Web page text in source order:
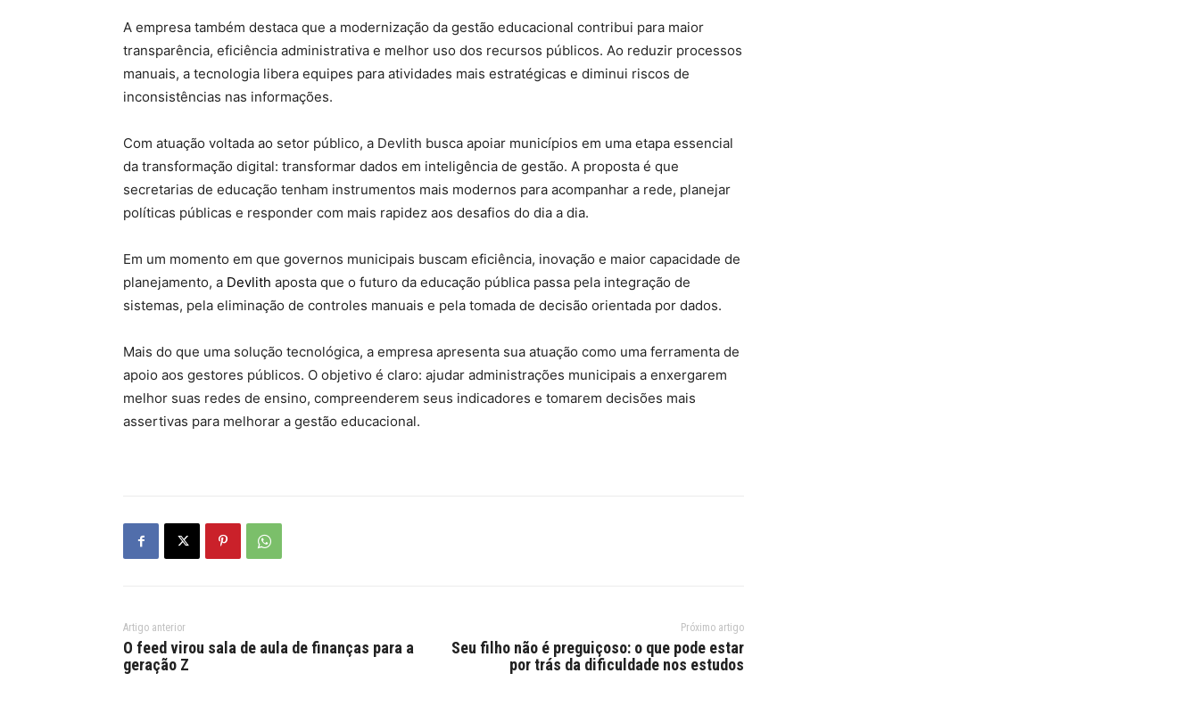
A empresa também destaca que a modernização da gestão educacional contribui para maior
transparência, eficiência administrativa e melhor uso dos recursos públicos. Ao reduzir processos
manuais, a tecnologia libera equipes para atividades mais estratégicas e diminui riscos de
inconsistências nas informações.
Com atuação voltada ao setor público, a Devlith busca apoiar municípios em uma etapa essencial
da transformação digital: transformar dados em inteligência de gestão. A proposta é que
secretarias de educação tenham instrumentos mais modernos para acompanhar a rede, planejar
políticas públicas e responder com mais rapidez aos desafios do dia a dia.
Em um momento em que governos municipais buscam eficiência, inovação e maior capacidade de
planejamento, a Devlith aposta que o futuro da educação pública passa pela integração de
sistemas, pela eliminação de controles manuais e pela tomada de decisão orientada por dados.
Mais do que uma solução tecnológica, a empresa apresenta sua atuação como uma ferramenta de
apoio aos gestores públicos. O objetivo é claro: ajudar administrações municipais a enxergarem
melhor suas redes de ensino, compreenderem seus indicadores e tomarem decisões mais
assertivas para melhorar a gestão educacional.
Artigo anterior
O feed virou sala de aula de finanças para a
geração Z
Próximo artigo
Seu filho não é preguiçoso: o que pode estar
por trás da dificuldade nos estudos